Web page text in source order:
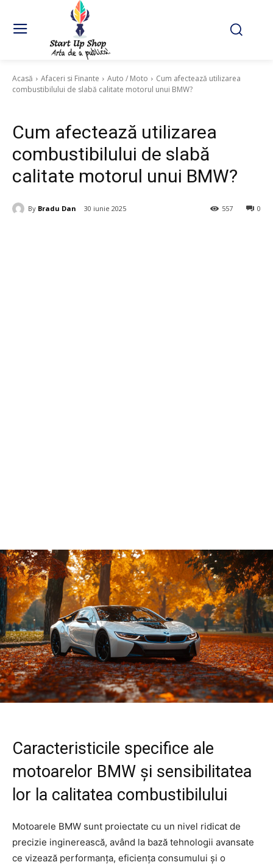
Acasă Afaceri si Finante Auto / Moto
Cum afectează utilizarea
combustibilului de slabă calitate motorul unui BMW?
Cum afectează utilizarea
combustibilului de slabă
calitate motorul unui BMW?
By Bradu Dan 30 iunie 2025 0
557
Caracteristicile specifice ale
motoarelor BMW și sensibilitatea
lor la calitatea combustibilului
Motoarele BMW sunt proiectate cu un nivel ridicat de
precizie inginerească, având la bază tehnologii avansate
ce vizează performanța, eficiența consumului și o